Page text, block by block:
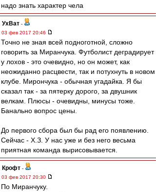
надо знать характер чела
УхВат -
03 фев 2017 20:46
Точно не зная всей подноготной, сложно
говорить за Миранчука. Футболист деградирует
у лохов - это очевидно, но он может, как
неожиданно расцвести, так и потухнуть в новом
клубе. Мирончука - обычная угадайка. Я бы
сказал так - за пятерку дорого, за двушник
велкам. Плюсы - очевидны, минусы тоже.
Банально вопрос цены.
До первого сбора был бы рад его появлению.
Сейчас - Х.З. У нас уже и без него весьма
приятная команда вырисовывается.
Крофт -
03 фев 2017 20:30
По Миранчуку.